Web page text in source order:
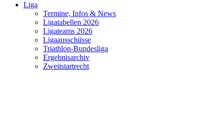
Liga
Termine, Infos & News
Ligatabellen 2026
Ligateams 2026
Ligaausschüsse
Triathlon-Bundesliga
Ergebnisarchiv
Zweitstartrecht